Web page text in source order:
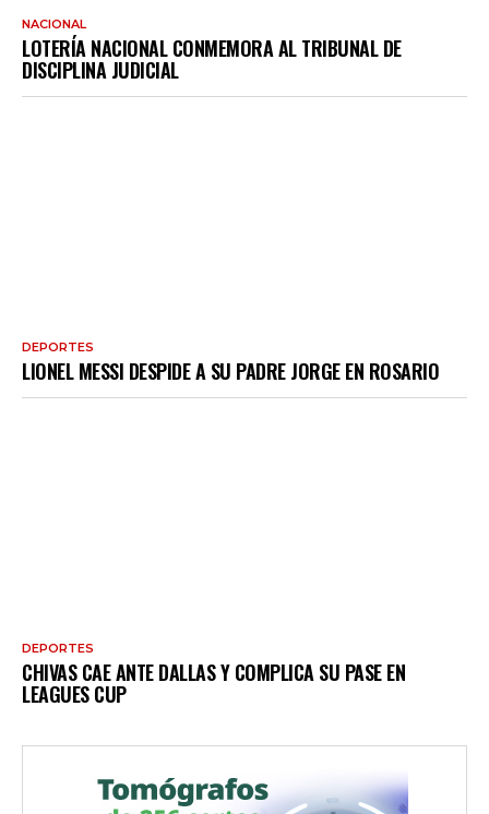
NACIONAL
LOTERÍA NACIONAL CONMEMORA AL TRIBUNAL DE
DISCIPLINA JUDICIAL
DEPORTES
LIONEL MESSI DESPIDE A SU PADRE JORGE EN ROSARIO
DEPORTES
CHIVAS CAE ANTE DALLAS Y COMPLICA SU PASE EN
LEAGUES CUP